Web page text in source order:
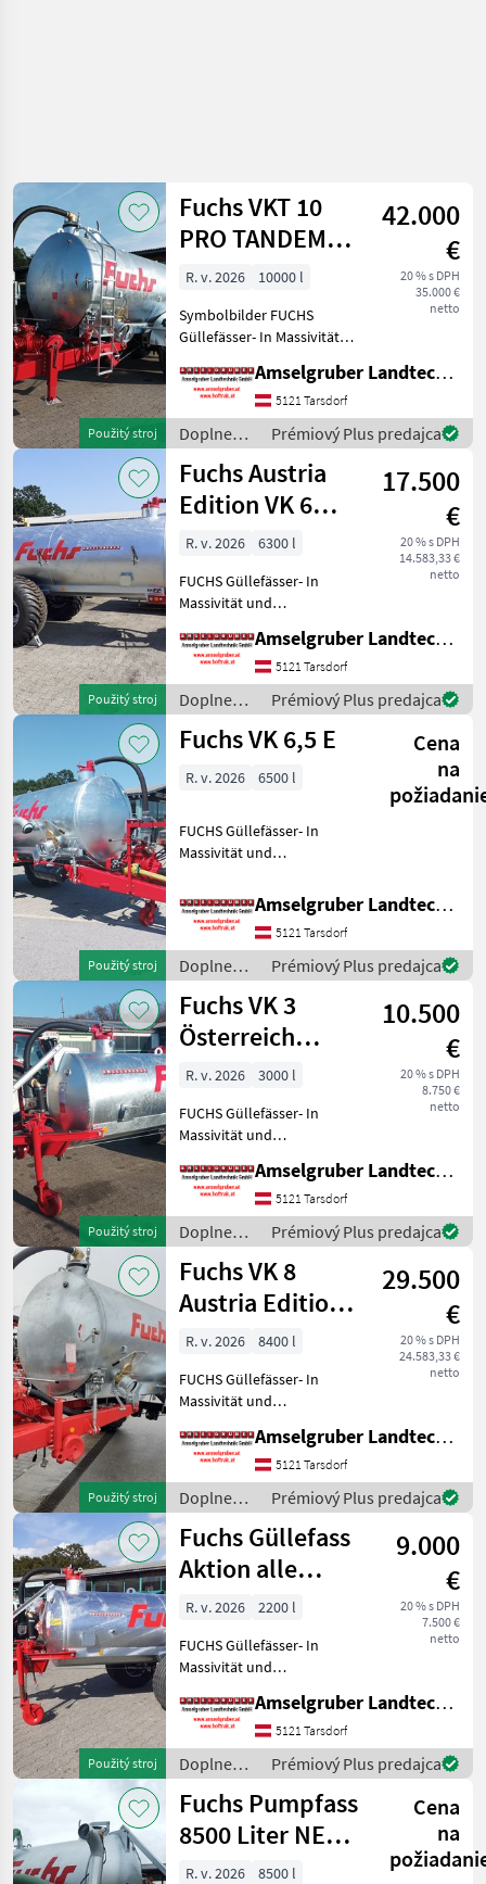
Použitý stroj
Fuchs VKT 10
PRO TANDEM
AUSTRIA
42.000
€
20 % s DPH
35.000 €
netto
R. v. 2026
10000 l
Symbolbilder FUCHS
Güllefässer- In Massivität
unschlagbar! (Stärkste
Materialstärken + Beste
Materialen und Beste
Komponenten der
führenden TOP He
Amselgruber Landtechnik GmbH
5121 Tarsdorf
Doplnenie
živin a
polievanie
/ Fuchs
Prémiový Plus predajca
Použitý stroj
Fuchs Austria
Edition VK 6
6300 Liter
Einachs TOP
17.500
€
20 % s DPH
14.583,33 €
netto
R. v. 2026
6300 l
FUCHS Güllefässer- In
Massivität und
(Stärkste Materialstärken +
Beste Materialen und Beste
Komponenten der
führenden TOP Hersteller!)
Sei
Amselgruber Landtechnik GmbH
5121 Tarsdorf
Doplnenie
živin a
polievanie
Prémiový Plus predajca
Použitý stroj
Fuchs VK 6,5 E
Cena
na
R. v. 2026 6500 l
FUCHS Güllefässer- In
Massivität und
(Stärkste Materialstärken +
Beste Materialen und Beste
Komponenten der
führenden TOP Hersteller!)
Sei
Amselgruber Landtechnik GmbH
5121 Tarsdorf
Doplnenie
živin a
polievanie
/ Fuchs
Prémiový Plus predajca
Použitý stroj
Fuchs VK 3
Österreich
Edition
10.500
€
20 % s DPH
8.750 €
netto
R. v. 2026
3000 l
FUCHS Güllefässer- In
Massivität und
(Stärkste Materialstärken +
Beste Materialen und Beste
Komponenten der
führenden TOP Hersteller!)
Sei
Amselgruber Landtechnik GmbH
5121 Tarsdorf
Doplnenie
živin a
polievanie
/ Fuchs
Prémiový Plus predajca
Použitý stroj
Fuchs VK 8
Austria Edition 1
Achs TOP
29.500
€
20 % s DPH
24.583,33 €
netto
R. v. 2026
8400 l
FUCHS Güllefässer- In
Massivität und
(Stärkste Materialstärken +
Beste Materialen und Beste
Komponenten der
führenden TOP Hersteller!)
S
Amselgruber Landtechnik GmbH
5121 Tarsdorf
Doplnenie
živin a
polievanie
/ Fuchs
Prémiový Plus predajca
Použitý stroj
Fuchs Güllefass
Aktion alle
Modelle Vakuum
Pump Fässer
9.000
€
20 % s DPH
7.500 €
netto
R. v. 2026
2200 l
FUCHS Güllefässer- In
Massivität und
(Stärkste Materialstärken +
Beste Materialen und Beste
Komponenten der
führenden TOP Hersteller!)
Sei
Amselgruber Landtechnik GmbH
5121 Tarsdorf
Doplnenie
živin a
polievanie
/ Fuchs
Prémiový Plus predajca
Fuchs Pumpfass
8500 Liter NEU
mit Saugarm
Cena
na
R. v. 2026
8500 l